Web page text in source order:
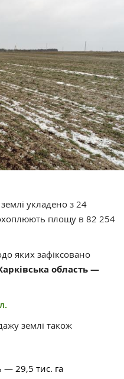
укладено з 24
площу в 82 254
яких зафіксовано
область —
землі також
— 29,5 тис. га